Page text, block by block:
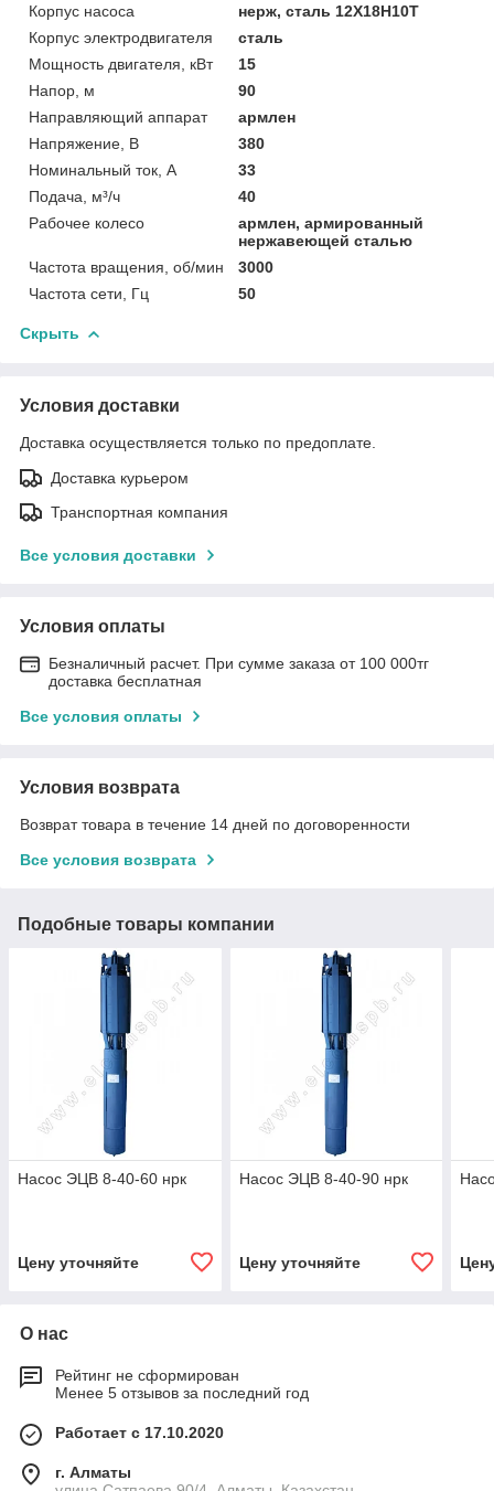
Корпус насоса
нерж, сталь 12Х18Н10Т
Корпус электродвигателя
сталь
Мощность двигателя, кВт
15
Напор, м
90
Направляющий аппарат
армлен
Напряжение, В
380
Номинальный ток, А
33
Подача, м³/ч
40
Рабочее колесо
армлен, армированный
нержавеющей сталью
Частота вращения, об/мин
3000
Частота сети, Гц
50
Скрыть
Условия доставки
Доставка осуществляется только по предоплате.
Доставка курьером
Транспортная компания
Все условия доставки
Условия оплаты
Безналичный расчет. При сумме заказа от 100 000тг
доставка бесплатная
Все условия оплаты
Условия возврата
Возврат товара в течение 14 дней по договоренности
Все условия возврата
Подобные товары компании
Насос ЭЦВ 8-40-60 нрк
Цену уточняйте
Насос ЭЦВ 8-40-90 нрк
Цену уточняйте
О нас
Рейтинг не сформирован
Менее 5 отзывов за последний год
Работает с 17.10.2020
г. Алматы